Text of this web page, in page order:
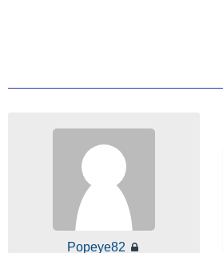
Popeye82